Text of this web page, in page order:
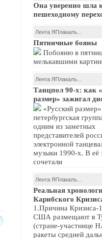
Она уверенно шла
пешеходному
Лента ЯПлакалъ...
Пятничные бояны
Побояню в
мелькавшими
Лента ЯПлакалъ...
Танцпол 90-х: как
размер» зажигал
«Русский
петербургская
одним из заметных
представителей
электронной
музыки 1990-х. В её
сочетали
Лента ЯПлакалъ...
Реальная
Карибского
1.Причина Кризиса-
США размещают в
(стране-участнице
ракеты средней